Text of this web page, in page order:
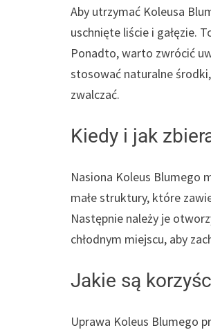
Aby utrzymać Koleusa
uschnięte liście i gałęzie.
Ponadto, warto zwrócić
stosować naturalne
zwalczać.
Kiedy i jak
Nasiona Koleus Blumego
małe struktury, które
Następnie należy je
chłodnym miejscu, aby
Jakie są
Uprawa Koleus Blumego